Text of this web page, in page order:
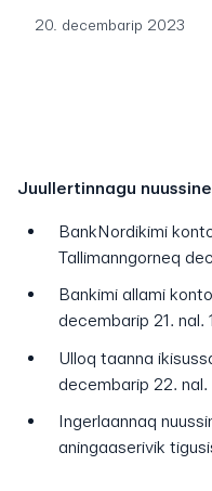
20. decembarip 2023
Juullertinnagu
BankNordikimi
Tallimanngorneq
Bankimi allami
decembarip 21. nal.
Ulloq taanna
decembarip 22. nal.
Ingerlaannaq
aningaaserivik